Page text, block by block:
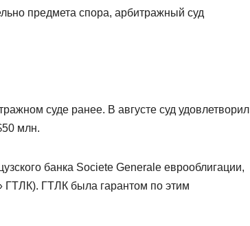
предмета спора, арбитражный суд
суде ранее. В августе суд удовлетворил
млн.
банка Societe Generale еврооблигации,
ГТЛК). ГТЛК была гарантом по этим